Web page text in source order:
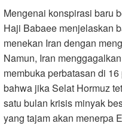
Mengenai konspirasi baru
Haji Babaee menjelaskan
menekan Iran dengan
Namun, Iran
membuka perbatasan di
bahwa jika Selat Hormuz
satu bulan krisis minyak
yang tajam akan menerpa